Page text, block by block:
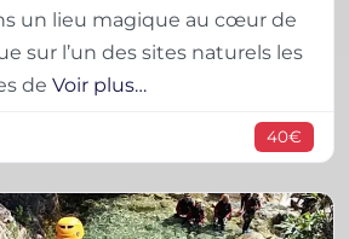
un lieu magique au cœur de
sur l’un des sites naturels les
de Voir plus…
40€